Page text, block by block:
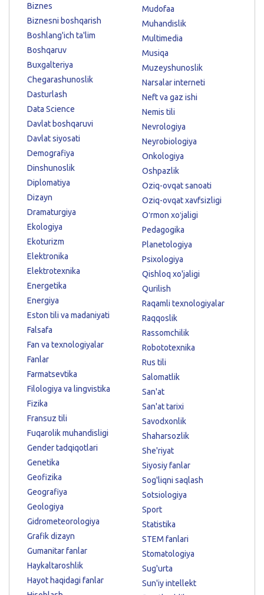
Biznes
Biznesni boshqarish
Boshlang'ich ta'lim
Boshqaruv
Buxgalteriya
Chegarashunoslik
Dasturlash
Data Science
Davlat boshqaruvi
Davlat siyosati
Demografiya
Dinshunoslik
Diplomatiya
Dizayn
Dramaturgiya
Ekologiya
Ekoturizm
Elektronika
Elektrotexnika
Energetika
Energiya
Eston tili va madaniyati
Falsafa
Fan va texnologiyalar
Fanlar
Farmatsevtika
Filologiya va lingvistika
Fizika
Fransuz tili
Fuqarolik muhandisligi
Gender tadqiqotlari
Genetika
Geofizika
Geografiya
Geologiya
Gidrometeorologiya
Grafik dizayn
Gumanitar fanlar
Haykaltaroshlik
Hayot haqidagi fanlar
Mudofaa
Muhandislik
Multimedia
Musiqa
Muzeyshunoslik
Narsalar interneti
Neft va gaz ishi
Nemis tili
Nevrologiya
Neyrobiologiya
Onkologiya
Oshpazlik
Oziq-ovqat sanoati
Oziq-ovqat xavfsizligi
Oʻrmon xoʻjaligi
Pedagogika
Planetologiya
Psixologiya
Qishloq xo'jaligi
Qurilish
Raqamli texnologiyalar
Raqqoslik
Rassomchilik
Robototexnika
Rus tili
Salomatlik
San'at
San'at tarixi
Savodxonlik
Shaharsozlik
She'riyat
Siyosiy fanlar
Sog'liqni saqlash
Sotsiologiya
Sport
Statistika
STEM fanlari
Stomatologiya
Sug'urta
Sun'iy intellekt